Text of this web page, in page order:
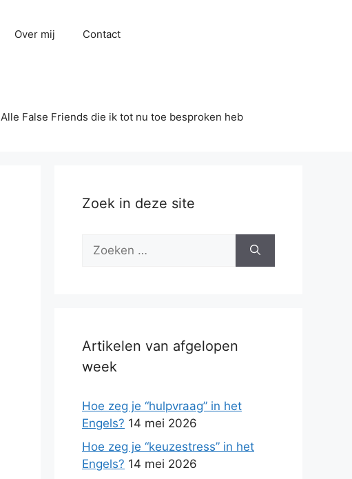
Over mij Contact
Alle False Friends die ik tot nu toe besproken heb
Zoek in deze site
Zoek
Artikelen van afgelopen
week
Hoe zeg je “hulpvraag” in het
Engels? 14 mei 2026
Hoe zeg je “keuzestress” in het
Engels? 14 mei 2026